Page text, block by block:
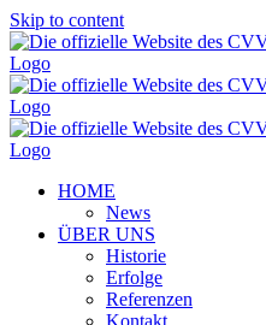
Skip to content
HOME
News
ÜBER UNS
Historie
Erfolge
Referenzen
Kontakt